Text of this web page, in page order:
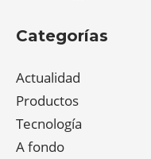
Categorías
Actualidad
Productos
Tecnología
A fondo